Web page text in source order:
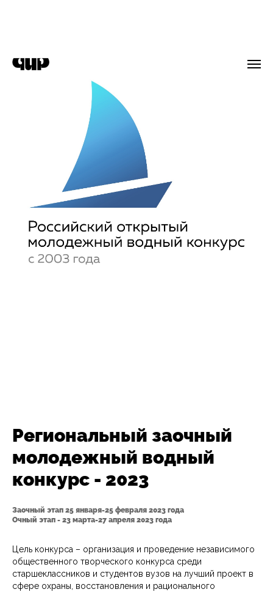
Региональный заочный
молодежный водный
конкурс - 2023
Заочный этап 25 января-25 февраля 2023 года
Очный этап - 23 марта-27 апреля 2023 года
Цель конкурса – организация и проведение независимого
общественного творческого конкурса среди
старшеклассников и студентов вузов на лучший проект в
сфере охраны, восстановления и рационального